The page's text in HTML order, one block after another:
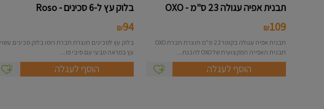
תבנית אפיה עגולה 23 ס"מ - OXO
109
₪
תבנית אפיה עגולה בקוטר 23 ס"מ תוצרת חברת OXO
תבנית האפייה המקצועית של OXO להכנת...
הוסף לעגלה
בלוק עץ ל-6 סכינים - Roso
94
₪
בלוק עץ לסכינים תוצרת חברת רוסו בלוק סכינים עשוי
עץ במראה טבעי עם סיבי פו...
הוסף לעגלה